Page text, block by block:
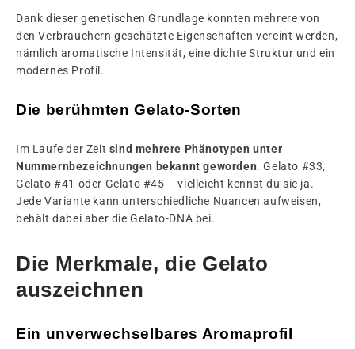
Dank dieser genetischen Grundlage konnten mehrere von
den Verbrauchern geschätzte Eigenschaften vereint werden,
nämlich aromatische Intensität, eine dichte Struktur und ein
modernes Profil.
Die berühmten Gelato-Sorten
Im Laufe der Zeit sind mehrere Phänotypen unter
Nummernbezeichnungen bekannt geworden. Gelato #33,
Gelato #41 oder Gelato #45 – vielleicht kennst du sie ja.
Jede Variante kann unterschiedliche Nuancen aufweisen,
behält dabei aber die Gelato-DNA bei.
Die Merkmale, die Gelato
auszeichnen
Ein unverwechselbares Aromaprofil